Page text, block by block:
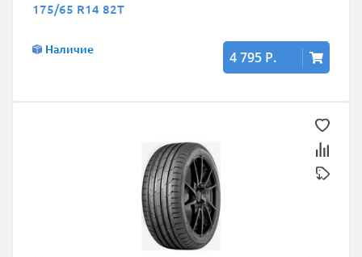
175/65 R14 82T
Наличие 4 795 Р.